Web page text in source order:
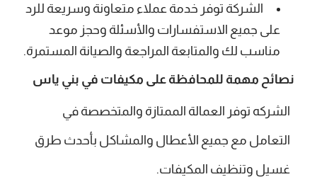
الشركة توفر خدمة عملاء متعاونة وسريعة للرد
على جميع الاستفسارات والأسئلة وحجز موعد
مناسب لك والمتابعة المراجعة والصيانة المستمرة.
نصائح مهمة للمحافظة على مكيفات في بني ياس
الشركه توفر العمالة الممتازة والمتخصصة في
التعامل مع جميع الأعطال والمشاكل بأحدث طرق
غسيل وتنظيف المكيفات.